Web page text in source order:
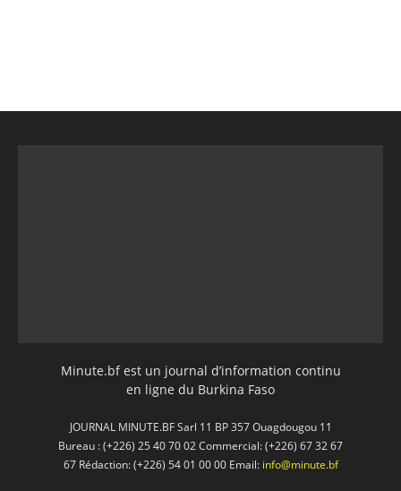
Minute.bf est un journal d’information continu
en ligne du Burkina Faso
JOURNAL MINUTE.BF Sarl 11 BP 357 Ouagdougou 11
Bureau : (+226) 25 40 70 02 Commercial: (+226) 67 32 67
67 Rédaction: (+226) 54 01 00 00 Email: info@minute.bf